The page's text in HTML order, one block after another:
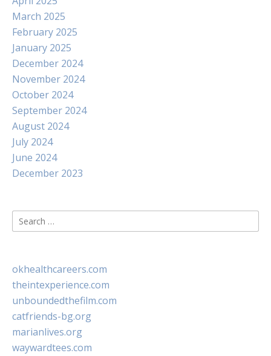
March 2025
February 2025
January 2025
December 2024
November 2024
October 2024
September 2024
August 2024
July 2024
June 2024
December 2023
Search
for:
okhealthcareers.com
theintexperience.com
unboundedthefilm.com
catfriends-bg.org
marianlives.org
waywardtees.com